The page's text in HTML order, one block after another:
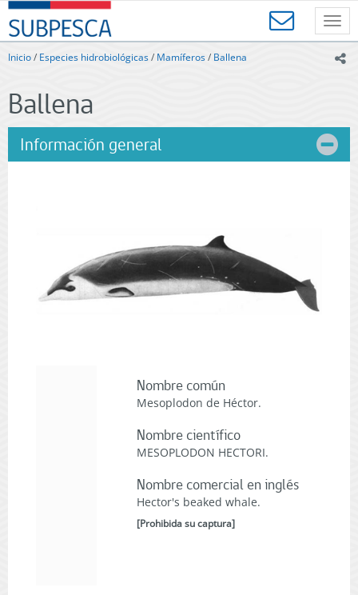
Contenido
principal
SUBPESCA
-
Subsecretaría
y
Acuicultura
-
Gobierno
de
Inicio/ Especies hidrobiológicas/ Mamíferos/ Ballena
Ballena
Información general
Nombre común
Mesoplodon de Héctor.
Nombre científico
MESOPLODON HECTORI.
Nombre comercial en inglés
Hector's beaked whale.
[Prohibida su captura]